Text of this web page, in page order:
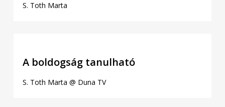
S. Toth Marta
A boldogság tanulható
S. Toth Marta @ Duna TV